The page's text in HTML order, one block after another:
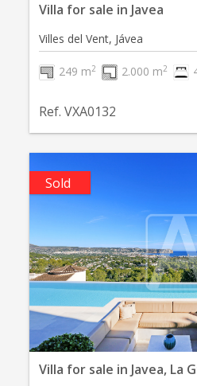
Villa for sale in Javea
Villes del Vent, Jávea
249 m2 2.000 m2
Ref. VXA0132
Sold
Villa for sale in Javea, La